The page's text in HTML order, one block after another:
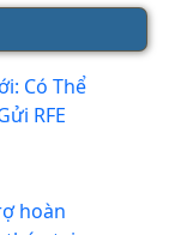
Có Thể
RFE
hoàn